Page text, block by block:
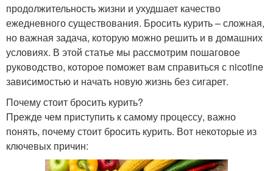
продолжительность жизни и ухудшает качество
ежедневного существования. Бросить курить – сложная,
но важная задача, которую можно решить и в домашних
условиях. В этой статье мы рассмотрим пошаговое
руководство, которое поможет вам справиться с nicotine
зависимостью и начать новую жизнь без сигарет.
Почему стоит бросить курить?
Прежде чем приступить к самому процессу, важно
понять, почему стоит бросить курить. Вот некоторые из
ключевых причин: